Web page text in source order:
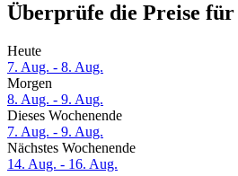
Überprüfe die Preise für
Heute
7. Aug. - 8. Aug.
Morgen
8. Aug. - 9. Aug.
Dieses Wochenende
7. Aug. - 9. Aug.
Nächstes Wochenende
14. Aug. - 16. Aug.